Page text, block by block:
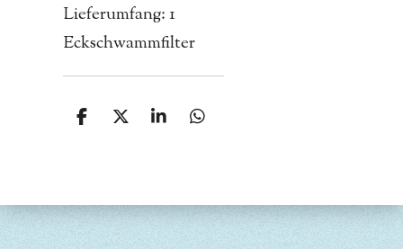
Lieferumfang: 1
Eckschwammfilter
T
n
T
n
T
n
T
n